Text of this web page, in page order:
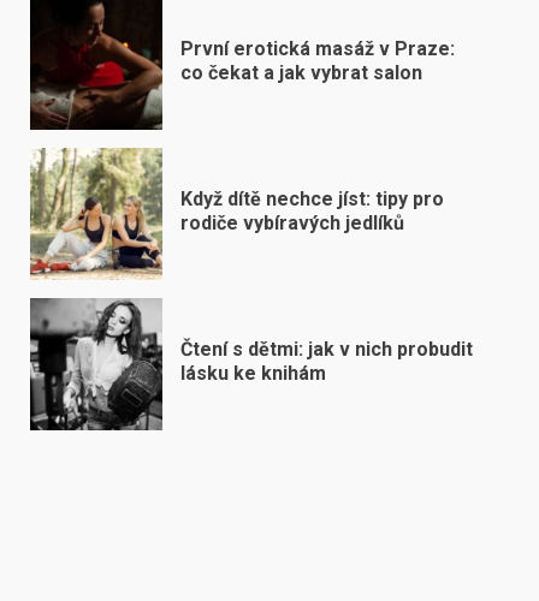
První erotická masáž v Praze:
co čekat a jak vybrat salon
Když dítě nechce jíst: tipy pro
rodiče vybíravých jedlíků
Čtení s dětmi: jak v nich probudit
lásku ke knihám